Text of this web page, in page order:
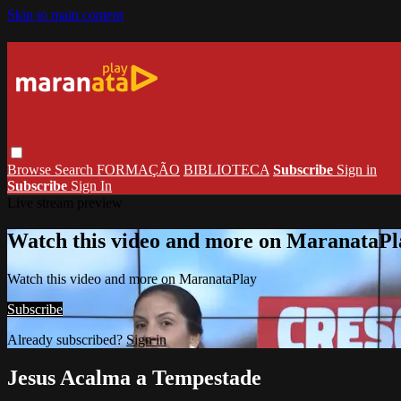
Skip to main content
Browse Search FORMAÇÃO BIBLIOTECA Subscribe Sign in
Subscribe Sign In
Watch this video and more on
Watch this video and more on MaranataPlay
Subscribe
Already subscribed? Sign in
Jesus Acalma a Tempestade